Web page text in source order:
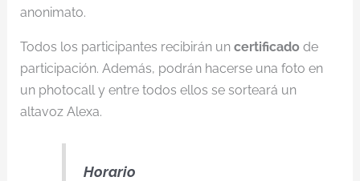
anonimato.
Todos los participantes recibirán un certificado de
participación. Además, podrán hacerse una foto en
un photocall y entre todos ellos se sorteará un
altavoz Alexa.
Horario